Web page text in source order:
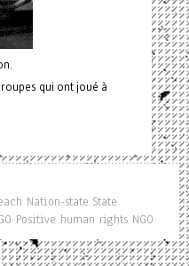
qui ont joué à
Nation-state State
Positive human rights NGO